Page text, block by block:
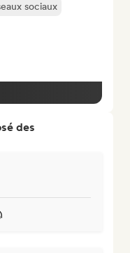
sociaux
des